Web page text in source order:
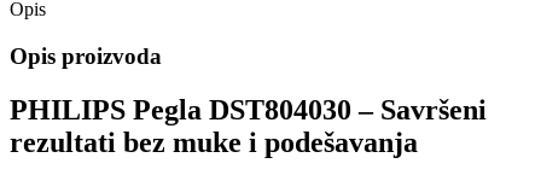
Opis
Opis proizvoda
PHILIPS Pegla DST804030 – Savršeni
rezultati bez muke i podešavanja